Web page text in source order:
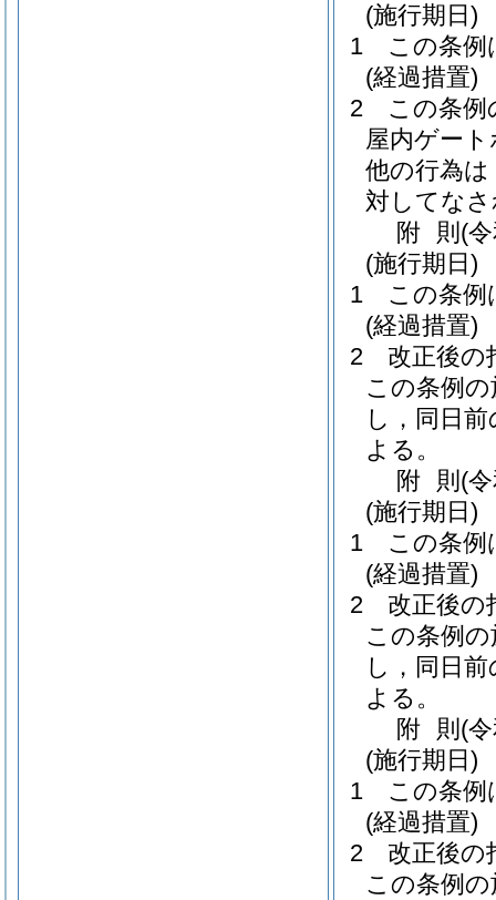
(施行期日)
1
この条例
(経過措置)
2
この条例
屋内ゲー
他の行為は
対してな
附 則 (
(施行期日)
1
この条例
(経過措置)
2
改正後の
この条例
し，同日
よる。
附 則 (
(施行期日)
1
この条例
(経過措置)
2
改正後の
この条例
し，同日
よる。
附 則 (
(施行期日)
1
この条例
(経過措置)
2
改正後の
この条例